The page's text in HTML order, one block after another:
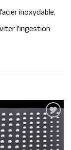
inoxydable.
l’ingestion
Ajouter
à la